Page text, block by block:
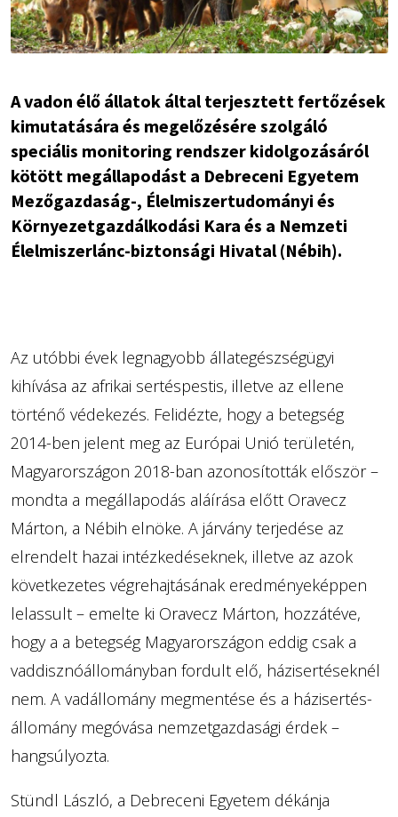
A vadon élő állatok által terjesztett fertőzések
kimutatására és megelőzésére szolgáló
speciális monitoring rendszer kidolgozásáról
kötött megállapodást a Debreceni Egyetem
Mezőgazdaság-, Élelmiszertudományi és
Környezetgazdálkodási Kara és a Nemzeti
Élelmiszerlánc-biztonsági Hivatal (Nébih).
Az utóbbi évek legnagyobb állategészségügyi
kihívása az afrikai sertéspestis, illetve az ellene
történő védekezés. Felidézte, hogy a betegség
2014-ben jelent meg az Európai Unió területén,
Magyarországon 2018-ban azonosították először –
mondta a megállapodás aláírása előtt Oravecz
Márton, a Nébih elnöke. A járvány terjedése az
elrendelt hazai intézkedéseknek, illetve az azok
következetes végrehajtásának eredményeképpen
lelassult – emelte ki Oravecz Márton, hozzátéve,
hogy a a betegség Magyarországon eddig csak a
vaddisznóállományban fordult elő, házisertéseknél
nem. A vadállomány megmentése és a házisertés-
állomány megóvása nemzetgazdasági érdek –
hangsúlyozta.
Stündl László, a Debreceni Egyetem dékánja